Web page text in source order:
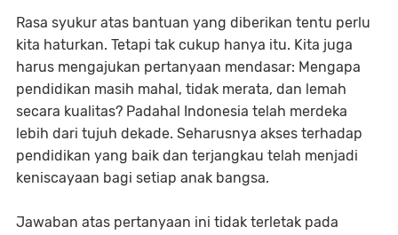
Rasa syukur atas bantuan yang diberikan tentu perlu
kita haturkan. Tetapi tak cukup hanya itu. Kita juga
harus mengajukan pertanyaan mendasar: Mengapa
pendidikan masih mahal, tidak merata, dan lemah
secara kualitas? Padahal Indonesia telah merdeka
lebih dari tujuh dekade. Seharusnya akses terhadap
pendidikan yang baik dan terjangkau telah menjadi
keniscayaan bagi setiap anak bangsa.
Jawaban atas pertanyaan ini tidak terletak pada